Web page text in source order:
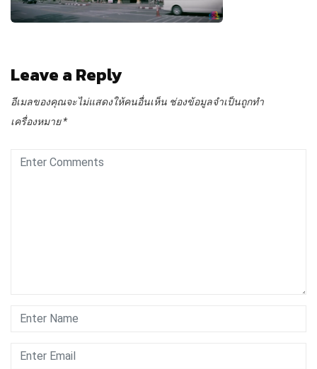
Leave a Reply
อีเมลของคุณจะไม่แสดงให้คนอื่นเห็น ช่องข้อมูลจำเป็นถูกทำ
เครื่องหมาย*